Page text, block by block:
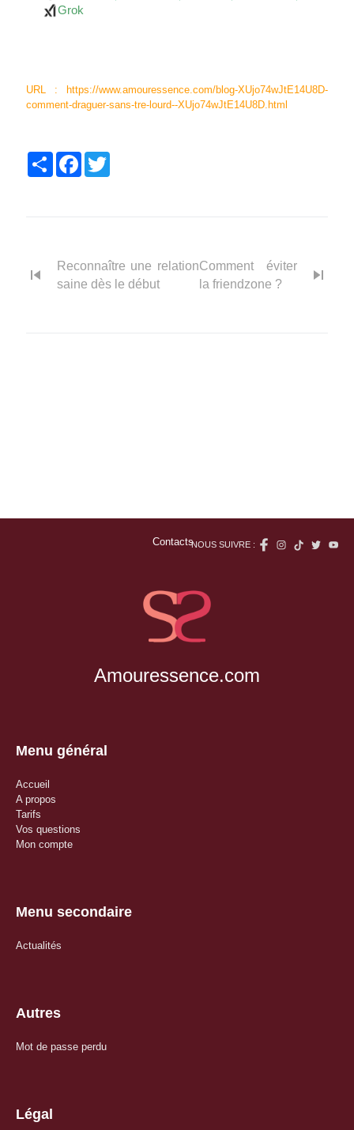
Grok
URL : https://www.amouressence.com/blog-XUjo74wJtE14U8D-
comment-draguer-sans-tre-lourd--XUjo74wJtE14U8D.html
PartagerFacebook
skip_previous
Reconnaître une relation
saine dès le début
Comment éviter
la friendzone ?
skip_next
Contacts
Amouressence.com
Menu général
Accueil
A propos
Tarifs
Vos questions
Mon compte
Menu secondaire
Actualités
Autres
Mot de passe perdu
Légal
NOUS SUIVRE :